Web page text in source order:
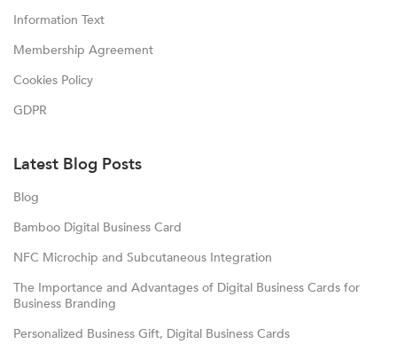
Information Text
Membership Agreement
Cookies Policy
GDPR
Latest Blog Posts
Blog
Bamboo Digital Business Card
NFC Microchip and Subcutaneous Integration
The Importance and Advantages of Digital Business Cards for
Business Branding
Personalized Business Gift, Digital Business Cards